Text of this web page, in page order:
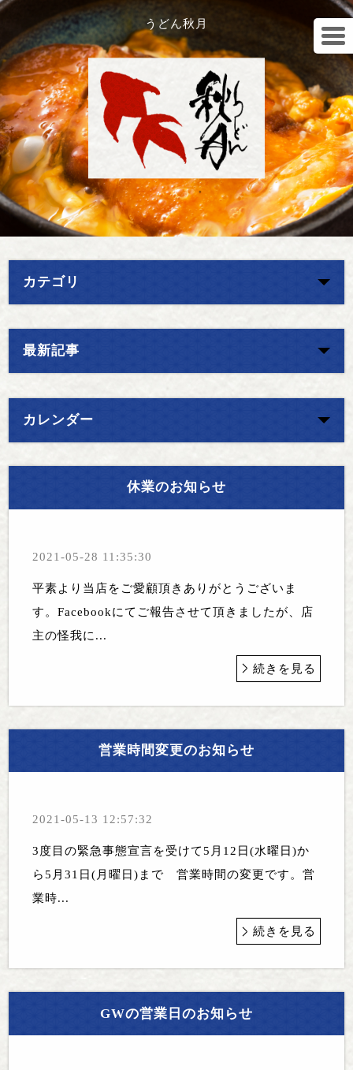
うどん秋月
カテゴリ
最新記事
カレンダー
休業のお知らせ
2021-05-28 11:35:30
平素より当店をご愛顧頂きありがとうございま
す。Facebookにてご報告させて頂きましたが、店
主の怪我に...
続きを見る
営業時間変更のお知らせ
2021-05-13 12:57:32
3度目の緊急事態宣言を受けて5月12日(水曜日)か
ら5月31日(月曜日)まで 営業時間の変更です。営
業時...
続きを見る
GWの営業日のお知らせ